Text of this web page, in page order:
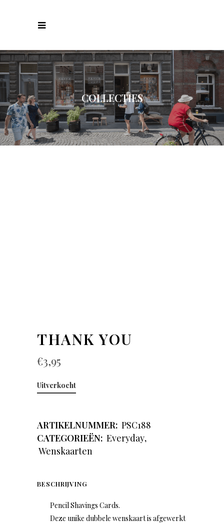
COLLECTIES
THANK YOU
€3,95
Uitverkocht
ARTIKELNUMMER: PSC188
CATEGORIEËN: Everyday,
Wenskaarten
BESCHRIJVING
Pencil Shavings Cards.
Deze unike dubbele wenskaart is afgewerkt